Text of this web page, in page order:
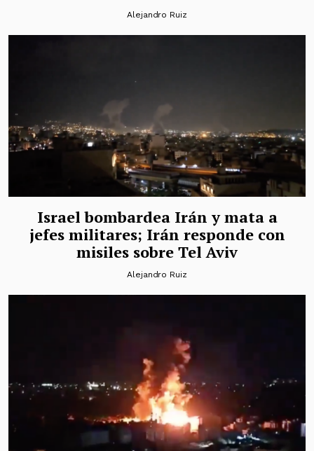
Alejandro Ruiz
Israel bombardea Irán y mata a
jefes militares; Irán responde con
misiles sobre Tel Aviv
Alejandro Ruiz